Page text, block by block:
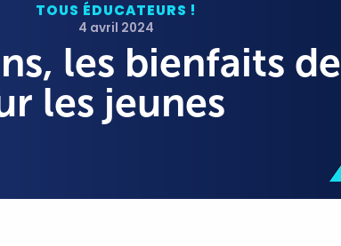
TOUS ÉDUCATEURS !
4 avril 2024
les bienfaits de
les jeunes